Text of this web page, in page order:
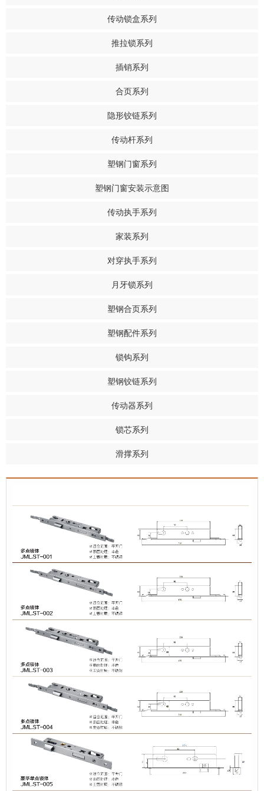
传动锁盒系列
推拉锁系列
插销系列
合页系列
隐形铰链系列
传动杆系列
塑钢门窗系列
塑钢门窗安装示意图
传动执手系列
家装系列
对穿执手系列
月牙锁系列
塑钢合页系列
塑钢配件系列
锁钩系列
塑钢铰链系列
传动器系列
锁芯系列
滑撑系列